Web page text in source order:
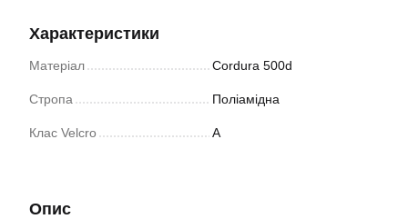
Характеристики
Матеріал Cordura 500d
Стропа Поліамідна
Клас Velcro А
Опис